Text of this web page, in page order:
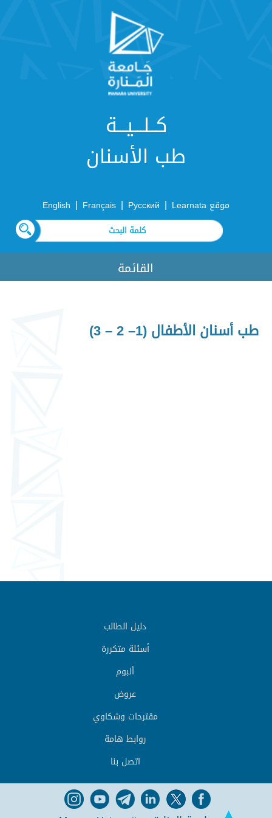
كــلـــيـــة
طب الأسنان
موقع Learnata |
Русский
|
Français
|
English
القائمة
طب أسنان الأطفال (1– 2 – 3)
دليل الطالب
أسئلة متكررة
ألبوم
عروض
مقترحات وشكاوي
روابط هامة
اتصل بنا